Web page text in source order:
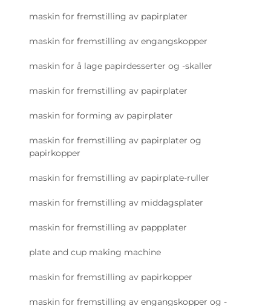
maskin for fremstilling av papirplater
maskin for fremstilling av engangskopper
maskin for å lage papirdesserter og -skaller
maskin for fremstilling av papirplater
maskin for forming av papirplater
maskin for fremstilling av papirplater og
papirkopper
maskin for fremstilling av papirplate-ruller
maskin for fremstilling av middagsplater
maskin for fremstilling av pappplater
plate and cup making machine
maskin for fremstilling av papirkopper
maskin for fremstilling av engangskopper og -